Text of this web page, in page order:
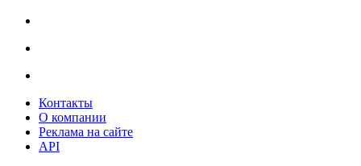
Контакты
О компании
Реклама на сайте
API